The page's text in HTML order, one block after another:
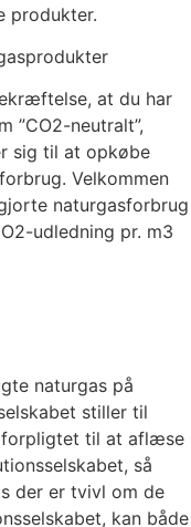
produkter.
at du har
”CO2-neutralt”,
sig til at opkøbe
Velkommen
naturgasforbrug
udledning pr. m3
naturgas på
stiller til
forpligtet til at aflæse
så
der er tvivl om de
kan både